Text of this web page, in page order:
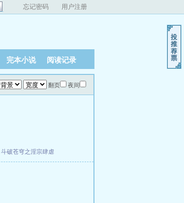
忘记密码 用户注册
完本小说 阅读记录
翻页 夜间
斗破苍穹之淫宗肆虐